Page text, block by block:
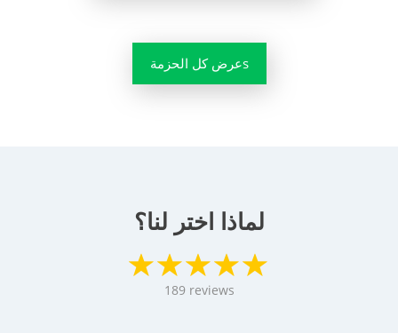
عرض كل الحزمةs
لماذا اختر لنا؟
189 reviews